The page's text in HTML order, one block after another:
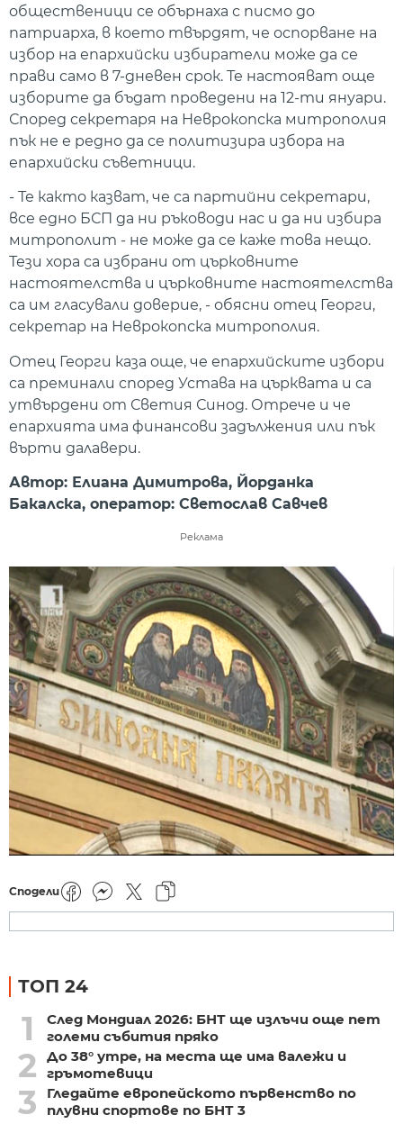
общественици се обърнаха с писмо до
патриарха, в което твърдят, че оспорване на
избор на епархийски избиратели може да се
прави само в 7-дневен срок. Те настояват още
изборите да бъдат проведени на 12-ти януари.
Според секретаря на Неврокопска митрополия
пък не е редно да се политизира избора на
епархийски съветници.
- Те както казват, че са партийни секретари,
все едно БСП да ни ръководи нас и да ни избира
митрополит - не може да се каже това нещо.
Тези хора са избрани от църковните
настоятелства и църковните настоятелства
са им гласували доверие, - обясни отец Георги,
секретар на Неврокопска митрополия.
Отец Георги каза още, че епархийските избори
са преминали според Устава на църквата и са
утвърдени от Светия Синод. Отрече и че
епархията има финансови задължения или пък
върти далавери.
Автор: Елиана Димитрова, Йорданка
Бакалска, оператор: Светослав Савчев
Реклама
Сподели
ТОП 24
1
След Мондиал 2026: БНТ ще излъчи още пет
големи събития пряко
2
До 38° утре, на места ще има валежи и
гръмотевици
3
Гледайте европейското първенство по
плувни спортове по БНТ 3